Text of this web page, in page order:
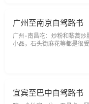
广州至南京自驾路书
广州-南昌吃：炒粉和黎蒿
小品，石头街麻花等都是很
念馆，位于江西省南昌市中
宜宾至巴中自驾路书